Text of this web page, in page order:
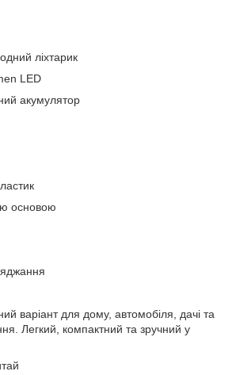
ліхтарик
LED
акумулятор
основою
варіант для дому, автомобіля, дачі та
Легкий, компактний та зручний у